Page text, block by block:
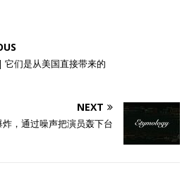
它们是从美国直接带来的
NEXT
，通过噪声把演员轰下台